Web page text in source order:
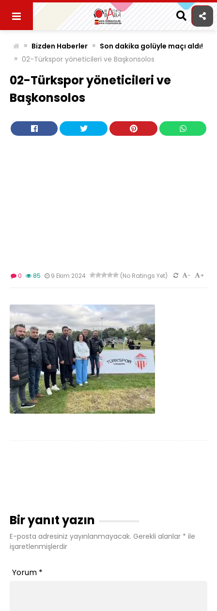
content
» Bizden Haberler » Son dakika golüyle maçı aldı!
» 02-Türkspor yöneticileri ve Başkonsolos
02-Türkspor yöneticileri ve
Başkonsolos
0 85 9 Ekim 2024 (No Ratings Yet) +
-
Bir yanıt yazın
E-posta adresiniz yayınlanmayacak. Gerekli alanlar * ile
işaretlenmişlerdir
Yorum *